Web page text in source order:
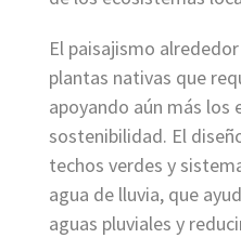
El paisajismo
plantas nativas que
apoyando aún más los
sostenibilidad. El
techos verdes y
agua de lluvia, que
aguas pluviales y